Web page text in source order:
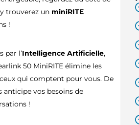
trouverez un miniRITE
!
par l’Intelligence Artificielle,
50 MiniRITE élimine les
qui comptent pour vous. De
anticipe vos besoins de
!